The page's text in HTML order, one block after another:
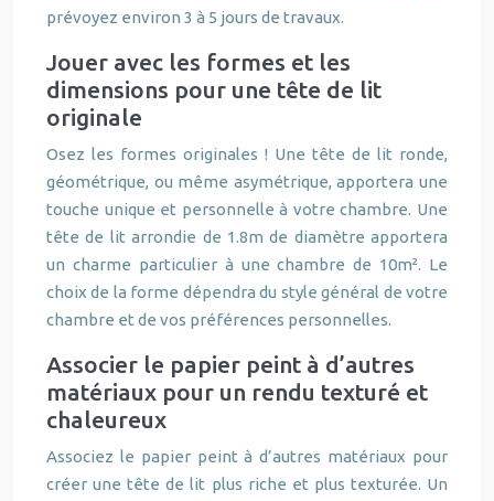
prévoyez environ 3 à 5 jours de travaux.
Jouer avec les formes et les
dimensions pour une tête de lit
originale
Osez les formes originales ! Une tête de lit ronde,
géométrique, ou même asymétrique, apportera une
touche unique et personnelle à votre chambre. Une
tête de lit arrondie de 1.8m de diamètre apportera
un charme particulier à une chambre de 10m². Le
choix de la forme dépendra du style général de votre
chambre et de vos préférences personnelles.
Associer le papier peint à d’autres
matériaux pour un rendu texturé et
chaleureux
Associez le papier peint à d’autres matériaux pour
créer une tête de lit plus riche et plus texturée. Un